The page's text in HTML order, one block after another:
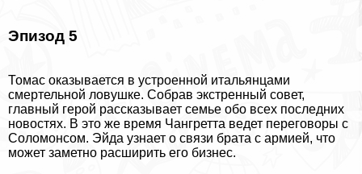
Эпизод 5
Томас оказывается в устроенной итальянцами
cмepтельной ловушке. Собрав экстренный совет,
главный герой рассказывает семье обо всех последних
новостях. В это же время Чангретта ведет переговоры с
Соломонсом. Эйда узнает о связи брата с армией, что
может заметно расширить его бизнес.